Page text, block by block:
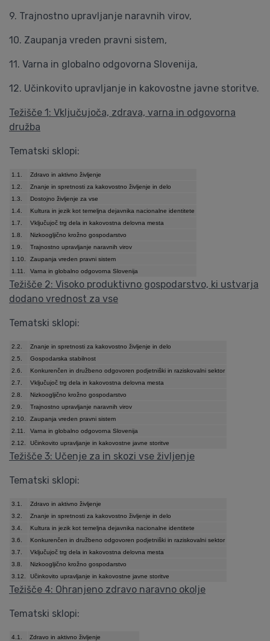
9. Trajnostno upravljanje naravnih virov,
10. Zaupanja vreden pravni sistem,
11. Varna in globalno odgovorna Slovenija,
12. Učinkovito upravljanje in kakovostne javne storitve.
Težišče 1: Vključujoča, zdrava, varna in odgovorna
družba
Tematski sklopi:
1.1.
Zdravo in aktivno življenje
1.2.
Znanje in spretnosti za kakovostno življenje in delo
1.3.
Dostojno življenje za vse
1.4.
Kultura in jezik kot temeljna dejavnika nacionalne identitete
1.7.
Vključujoč trg dela in kakovostna delovna mesta
1.8.
Nizkoogljično krožno gospodarstvo
1.9.
Trajnostno upravljanje naravnih virov
1.10.
Zaupanja vreden pravni sistem
1.11.
Varna in globalno odgovorna Slovenija
Težišče 2: Visoko produktivno gospodarstvo, ki ustvarja
dodano vrednost za vse
Tematski sklopi:
2.2.
Znanje in spretnosti za kakovostno življenje in delo
2.5.
Gospodarska stabilnost
2.6.
Konkurenčen in družbeno odgovoren podjetniški in raziskovalni sektor
2.7.
Vključujoč trg dela in kakovostna delovna mesta
2.8.
Nizkoogljično krožno gospodarstvo
2.9.
Trajnostno upravljanje naravnih virov
2.10.
Zaupanja vreden pravni sistem
2.11.
Varna in globalno odgovorna Slovenija
2.12.
Učinkovito upravljanje in kakovostne javne storitve
Težišče 3: Učenje za in skozi vse življenje
Tematski sklopi:
3.1.
Zdravo in aktivno življenje
3.2.
Znanje in spretnosti za kakovostno življenje in delo
3.4.
Kultura in jezik kot temeljna dejavnika nacionalne identitete
3.6.
Konkurenčen in družbeno odgovoren podjetniški in raziskovalni sektor
3.7.
Vključujoč trg dela in kakovostna delovna mesta
3.8.
Nizkoogljično krožno gospodarstvo
3.12.
Učinkovito upravljanje in kakovostne javne storitve
Težišče 4: Ohranjeno zdravo naravno okolje
Tematski sklopi:
4.1.
Zdravo in aktivno življenje